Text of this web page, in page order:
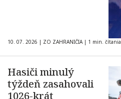
10. 07. 2026 | ZO ZAHRANIČIA | 1 min. čítania
Hasiči minulý
týždeň zasahovali
1026-krát